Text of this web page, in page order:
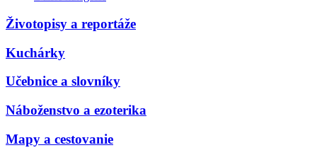
Životopisy a reportáže
Kuchárky
Učebnice a slovníky
Náboženstvo a ezoterika
Mapy a cestovanie